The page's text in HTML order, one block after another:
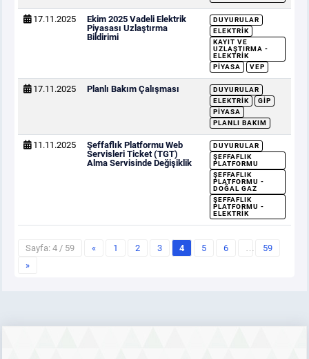
17.11.2025
Ekim 2025 Vadeli Elektrik
Piyasası Uzlaştırma
Bildirimi
DUYURULAR
ELEKTRIK
KAYIT VE
UZLAŞTIRMA -
ELEKTRIK
PIYASA
VEP
17.11.2025 Planlı Bakım Çalışması
DUYURULAR
ELEKTRIK
GİP
PIYASA
PLANLI BAKIM
11.11.2025
Şeffaflık Platformu Web
Servisleri Ticket (TGT)
Alma Servisinde Değişiklik
DUYURULAR
ŞEFFAFLIK
PLATFORMU
ŞEFFAFLIK
PLATFORMU -
DOĞAL GAZ
ŞEFFAFLIK
PLATFORMU -
ELEKTRIK
Sayfa: 4 / 59 « 1 2 3 4 5 6 …
59
»